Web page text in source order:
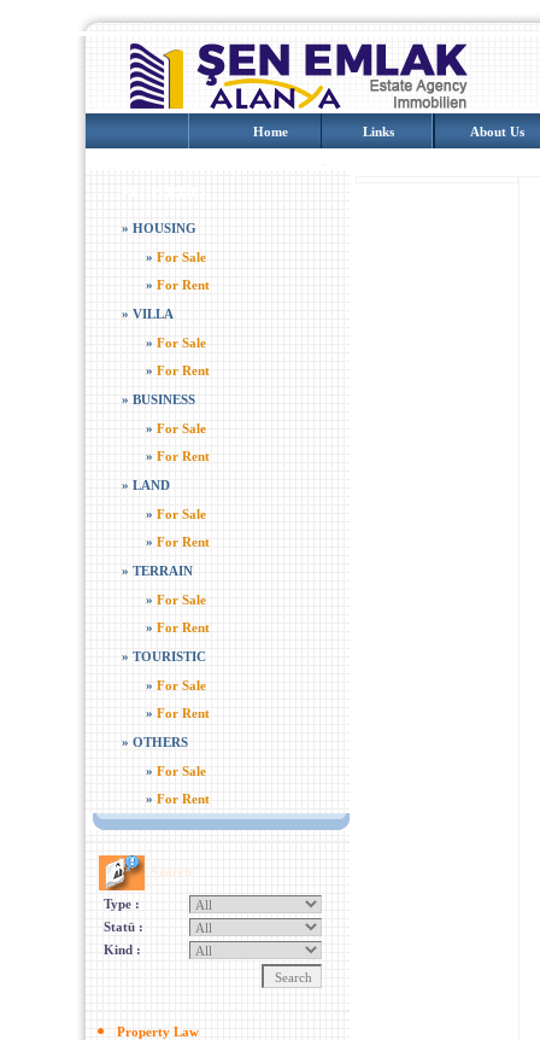
Home Links About Us
» HOUSING
» For Sale
» For Rent
» VILLA
» For Sale
» For Rent
» BUSINESS
» For Sale
» For Rent
» LAND
» For Sale
» For Rent
» TERRAIN
» For Sale
» For Rent
» TOURISTIC
» For Sale
» For Rent
» OTHERS
» For Sale
» For Rent
Search
Type :
Statü :
Kind :
Property Law